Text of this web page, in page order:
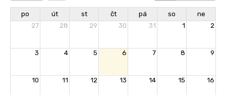
po út st čt pá so
ne
27
28 29 30 31 1 2
3 4 5 6 7 8 9
10 11 12 13 14 15 16